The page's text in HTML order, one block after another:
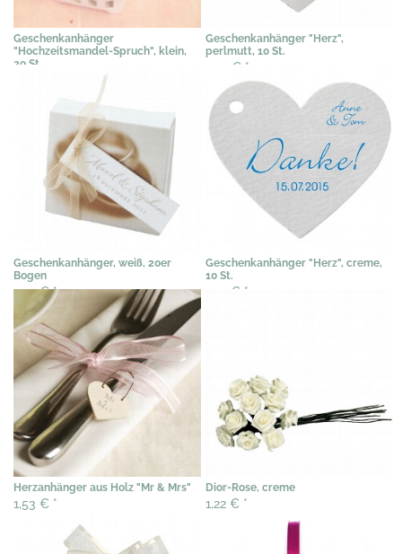
Geschenkanhänger
"Hochzeitsmandel-Spruch", klein,
20 St.
Geschenkanhänger "Herz",
perlmutt, 10 St.
2,92 € *
Geschenkanhänger, weiß, 20er
Bogen
4,31 €*
Geschenkanhänger "Herz", creme,
10 St.
2,51 € *
Herzanhänger aus Holz "Mr & Mrs"
1,53 € *
Dior-Rose, creme
1,22 € *